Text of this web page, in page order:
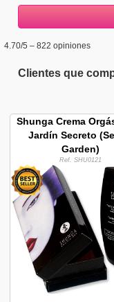
4.70/5 – 822 opiniones
Clientes que
Shunga Crema
Jardín Secreto
Garden)
Ref. SHU0121